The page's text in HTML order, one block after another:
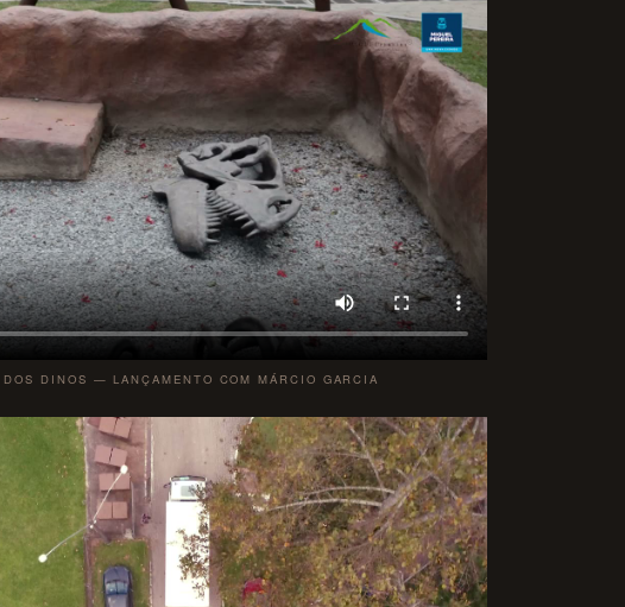
DOS DINOS — LANÇAMENTO COM MÁRCIO GARCIA